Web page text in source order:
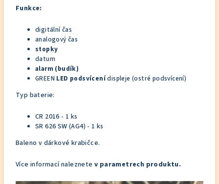
Funkce:
digitální čas
analogový čas
stopky
datum
alarm (budík)
GREEN LED podsvícenídispleje (ostré podsvícení)
Typ baterie:
CR 2016 - 1 ks
SR 626 SW (AG4) - 1 ks
Baleno v dárkové krabičce.
Více informací naleznete v parametrech produktu.